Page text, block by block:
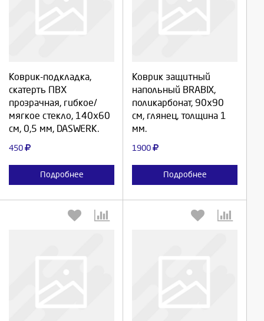
Коврик-подкладка,
скатерть ПВХ
прозрачная, гибкое/
мягкое стекло, 140х60
см, 0,5 мм, DASWERK.
450
Подробнее
Продолжить
Отмена
Коврик защитный
напольный BRABIX,
поликарбонат, 90х90
см, глянец, толщина 1
мм.
1900
Подробнее
Продолжить
Отмена